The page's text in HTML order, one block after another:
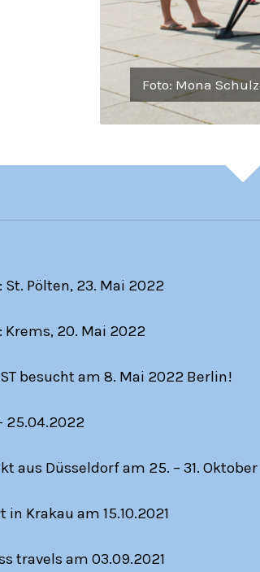
Foto: Mona Schulzek
St. Pölten, 23. Mai 2022
Krems, 20. Mai 2022
besucht am 8. Mai 2022 Berlin!
25.04.2022
aus Düsseldorf am 25. – 31. Oktober
Krakau am 15.10.2021
travels am 03.09.2021